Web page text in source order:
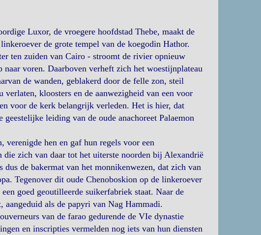
Luxor, de vroegere hoofdstad Thebe, maakt de
de grote tempel van de koegodin Hathor.
ten zuiden van Cairo - stroomt de rivier opnieuw
naar voren. Daarboven verheft zich het woestijnplateau
de wanden, geblakerd door de felle zon, steil
kloosters en de aanwezigheid van een voor
voor de kerk belangrijk verleden. Het is hier, dat
leiding van de oude anachoreet Palaemon
verenigde hen en gaf hun regels voor een
die zich van daar tot het uiterste noorden bij Alexandrië
de bakermat van het monnikenwezen, dat zich van
Tegenover dit oude Chenoboskion op de linkeroever
goed geoutilleerde suikerfabriek staat. Naar de
als de papyri van Nag Hammadi.
van de farao gedurende de VIe dynastie
en inscripties vermelden nog iets van hun diensten